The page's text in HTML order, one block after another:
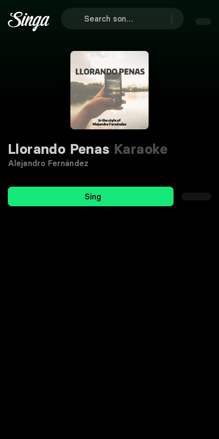
Llorando Penas Karaoke
Alejandro Fernández
Sing